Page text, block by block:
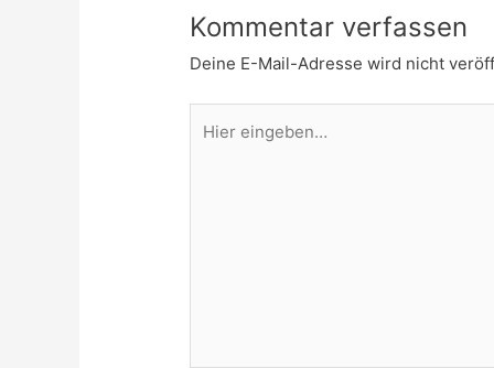
Kommentar verfassen
Deine E-Mail-Adresse wird nicht
eingeben…